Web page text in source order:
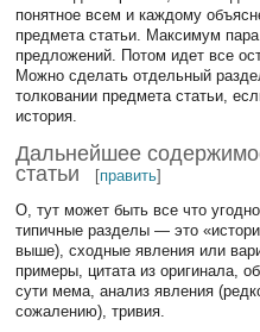
понятное всем и каждому
предмета статьи. Максимум пара
предложений. Потом идет все
Можно сделать отдельный
толковании предмета статьи,
история.
Дальнейшее
статьи
[править]
О, тут может быть все что
типичные разделы — это
выше), сходные явления или
примеры, цитата из оригинала,
сути мема, анализ явления
сожалению), тривия.